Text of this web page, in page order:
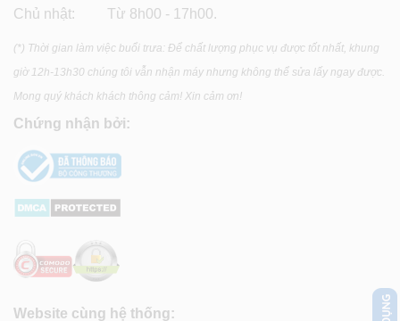
Chủ nhật: Từ 8h00 - 17h00.
(*) Thời gian làm việc buổi trưa: Để chất lượng phục vụ được tốt nhất, khung
giờ 12h-13h30 chúng tôi vẫn nhận máy nhưng không thể sửa lấy ngay được.
Mong quý khách khách thông cảm! Xin cảm ơn!
Chứng nhận bởi:
Website cùng hệ thống: